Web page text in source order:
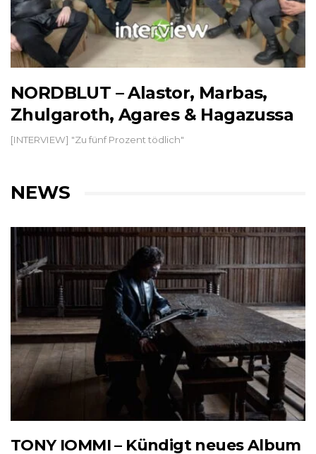
NORDBLUT – Alastor, Marbas,
Zhulgaroth, Agares & Hagazussa
[INTERVIEW] "Zu fünf Prozent tödlich"
NEWS
TONY IOMMI – Kündigt neues Album